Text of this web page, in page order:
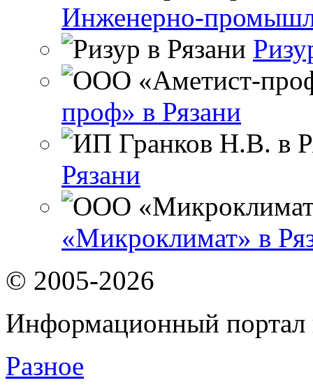
Инженерно-
проф» в Рязани
Рязани
«Микроклимат» в
© 2005-2026
Информационный портал
Разное